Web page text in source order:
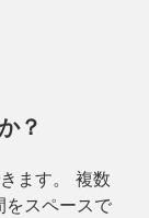
？
ます。 複数
をスペースで